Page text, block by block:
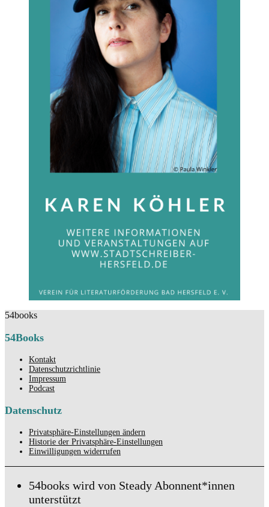
54books
54Books
Kontakt
Datenschutzrichtlinie
Impressum
Podcast
Datenschutz
Privatsphäre-Einstellungen ändern
Historie der Privatsphäre-Einstellungen
Einwilligungen widerrufen
54books wird von Steady Abonnent*innen
unterstützt